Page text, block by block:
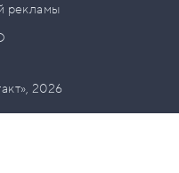
рекламы
2026